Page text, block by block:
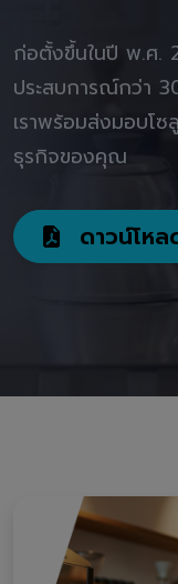
ก่อตั้งขึ้นในปี พ.ศ.
ประสบการณ์กว่า
เราพร้อมส่งมอบโ
ธุรกิจของคุณ
ดาวน์โห